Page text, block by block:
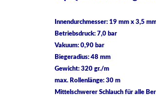
Innendurchmesser: 19 mm x 3,5
Betriebsdruck: 7,0 bar
Vakuum: 0,90 bar
Biegeradius: 48 mm
Gewicht: 320 gr./m
max. Rollenlänge: 30 m
Mittelschwerer Schlauch für alle